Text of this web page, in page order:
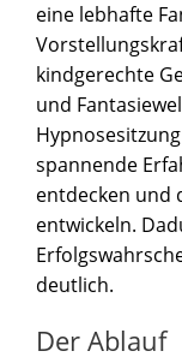
eine lebhafte
kindgerechte
und
spannende
entdecken und
entwickeln.
deutlich.
Der Ablauf